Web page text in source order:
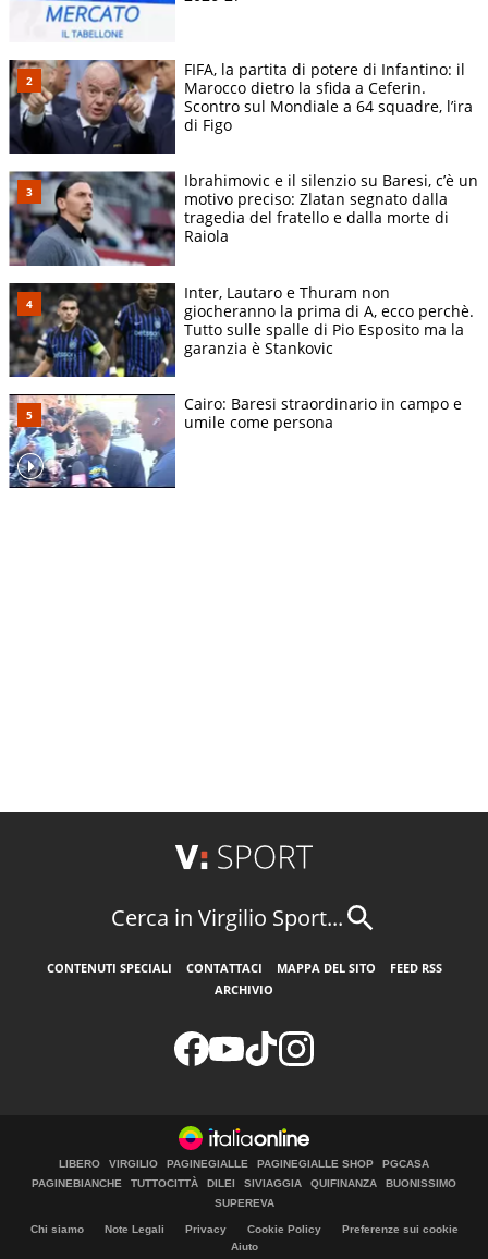
FIFA, la partita di potere di Infantino: il
Marocco dietro la sfida a Ceferin.
Scontro sul Mondiale a 64 squadre, l’ira
di Figo
Ibrahimovic e il silenzio su Baresi, c’è un
motivo preciso: Zlatan segnato dalla
tragedia del fratello e dalla morte di
Raiola
Inter, Lautaro e Thuram non
giocheranno la prima di A, ecco perchè.
Tutto sulle spalle di Pio Esposito ma la
garanzia è Stankovic
Cairo: Baresi straordinario in campo e
umile come persona
Cerca in Virgilio Sport...
CONTENUTI SPECIALI CONTATTACI MAPPA DEL SITO
FEED RSS
ARCHIVIO
LIBERO VIRGILIO PAGINEGIALLE PAGINEGIALLE SHOP
PGCASA
PAGINEBIANCHE
TUTTOCITTÀ DILEI SIVIAGGIA QUIFINANZA
BUONISSIMO
SUPEREVA
Chi siamo Note Legali Privacy Cookie Policy
Preferenze sui cookie
Aiuto